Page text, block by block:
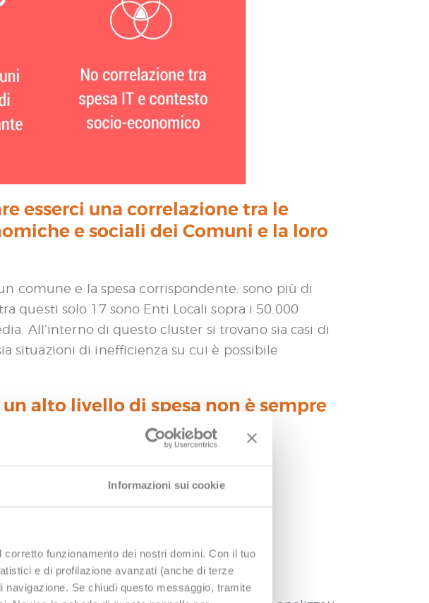
Informazioni sui cookie
corretto funzionamento dei nostri domini. Con il tuo
e di profilazione avanzati (anche di terze
Se chiudi questo messaggio, tramite
esserci una correlazione tra le
e sociali dei Comuni e la loro
comune e la spesa corrispondente: sono più di
questi solo 17 sono Enti Locali sopra i 50.000
All’interno di questo cluster si trovano sia casi di
situazioni di inefficienza su cui è possibile
alto livello di spesa non è sempre
a cittadini e imprese.
a:
dispersione delle risorse
(autenticazione, pagamenti, etc.)
IT